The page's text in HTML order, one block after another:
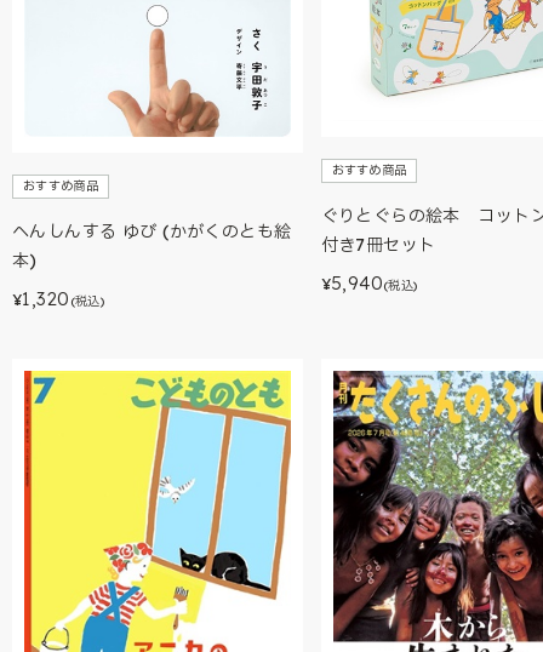
おすすめ商品
へんしんする ゆび (かがくのとも絵
本)
¥1,320 (税込)
おすすめ商品
ぐりとぐらの絵本 コット
付き7冊セット
¥5,940(税込)